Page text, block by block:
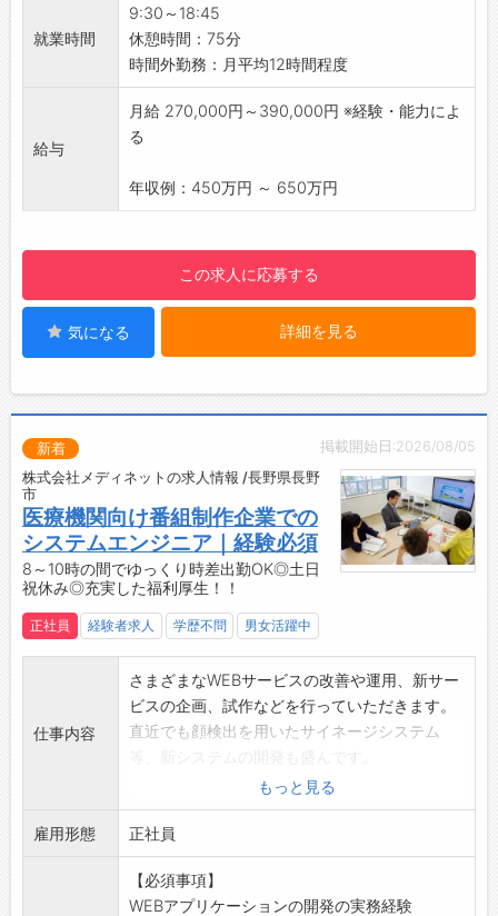
薬剤師2名、調剤事務2名の薬局ですが、地域の
皆様の健康に寄与することを目指し、一丸とな
って業務に励んでおります。
就業時間
9:30～18:45
休憩時間：75分
時間外勤務：月平均12時間程度
給与
月給 270,000円～390,000円 ※経験・能力によ
る
年収例：450万円 ～ 650万円
この求人に応募する
気になる 詳細を見る
掲載開始日:2026/08/05
新着
株式会社メディネットの求人情報 /長野県長野
市
医療機関向け番組制作企業での
システムエンジニア｜経験必須
8～10時の間でゆっくり時差出勤OK◎土日
祝休み◎充実した福利厚生！！
正社員 経験者求人 学歴不問 男女活躍中
仕事内容
さまざまなWEBサービスの改善や運用、新サー
ビスの企画、試作などを行っていただきます。
直近でも顔検出を用いたサイネージシステム
1.自社サービスの改善・運用
関連部門とコミュニケーションを取りながら、
新機能追加や、パフォーマンス向上、技術的改
善を担います。
ユーザーの利便性向上や、社内の業務効率化に
積極的に取り組む姿勢が求められます。
もっと見る
雇用形態 正社員
【必須事項】
WEBアプリケーションの開発の実務経験